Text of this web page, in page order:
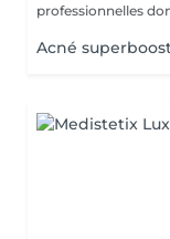
professionnelles
Acné